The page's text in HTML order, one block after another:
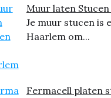
Muur laten
Je muur stucen is
Haarlem om...
Fermacell platen